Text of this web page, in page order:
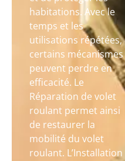
habitations. Avec le
temps et les
utilisations répétées,
certains mécanismes
peuvent perdre en
efficacité. Le
Réparation de volet
roulant permet ainsi
de restaurer la
mobilité du volet
roulant. L’Installation